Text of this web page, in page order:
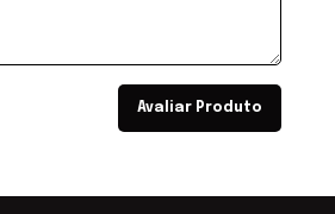
Avaliar Produto